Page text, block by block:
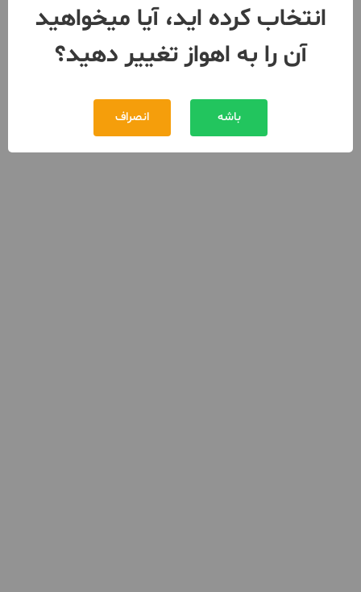
انتخاب کرده اید، آیا میخواهید
آن را به اهواز تغییر دهید؟
باشه انصراف